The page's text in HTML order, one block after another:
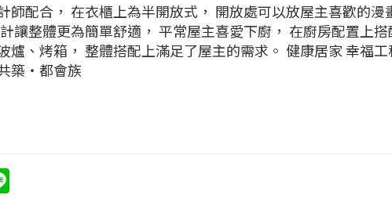
師配合， 在衣櫃上為半開放式， 開放處可以放屋主喜歡的漫
讓整體更為簡單舒適， 平常屋主喜愛下廚， 在廚房配置上
爐、烤箱， 整體搭配上滿足了屋主的需求。 健康居家 幸福工
築‧都會族